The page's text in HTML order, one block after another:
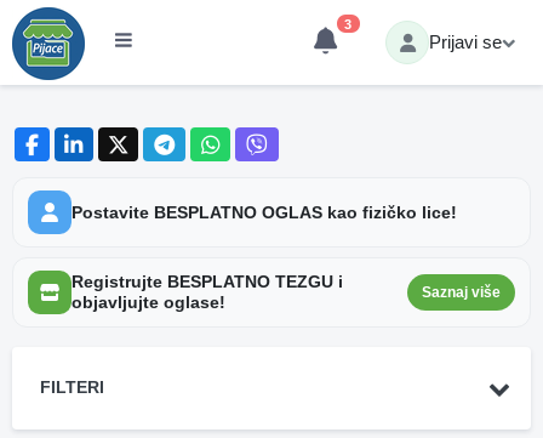
3
Prijavi se
Postavite BESPLATNO OGLAS kao fizičko lice!
Registrujte BESPLATNO TEZGU i
objavljujte oglase!
Saznaj više
FILTERI